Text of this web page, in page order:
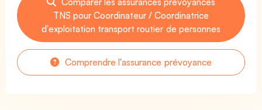
TNS pour Coordinateur / Coordinatrice
d'exploitation transport routier de personnes
Comprendre l'assurance prévoyance